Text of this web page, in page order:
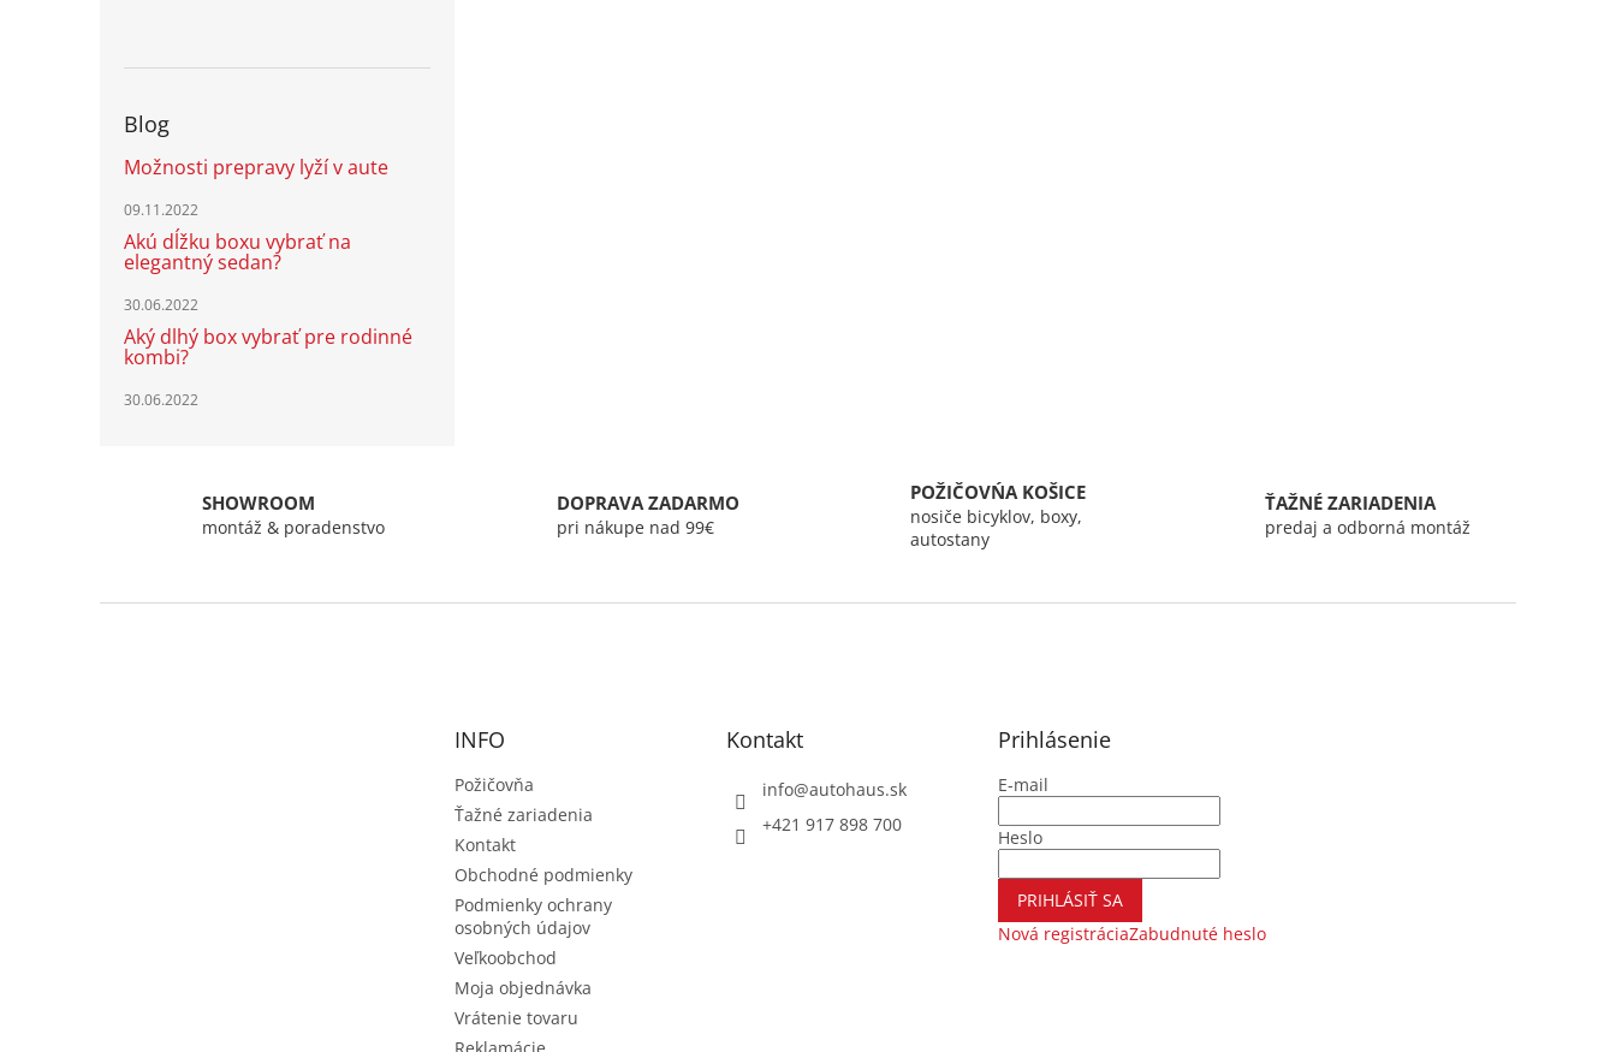
Blog
Možnosti prepravy lyží v aute
09.11.2022
Akú dĺžku boxu vybrať na
elegantný sedan?
30.06.2022
Aký dlhý box vybrať pre rodinné
kombi?
30.06.2022
SHOWROOM
montáž & poradenstvo
DOPRAVA ZADARMO
pri nákupe nad 99€
POŽIČOVŃA KOŠICE
nosiče bicyklov, boxy,
autostany
ŤAŽNÉ ZARIADENIA
predaj a odborná montáž
INFO
Požičovňa
Ťažné zariadenia
Kontakt
Obchodné podmienky
Podmienky ochrany
osobných údajov
Veľkoobchod
Moja objednávka
Vrátenie tovaru
Reklamácie
Kontakt
info@autohaus.sk
+421 917 898 700
Prihlásenie
E-mail
Heslo
PRIHLÁSIŤ SA
Nová registráciaZabudnuté heslo